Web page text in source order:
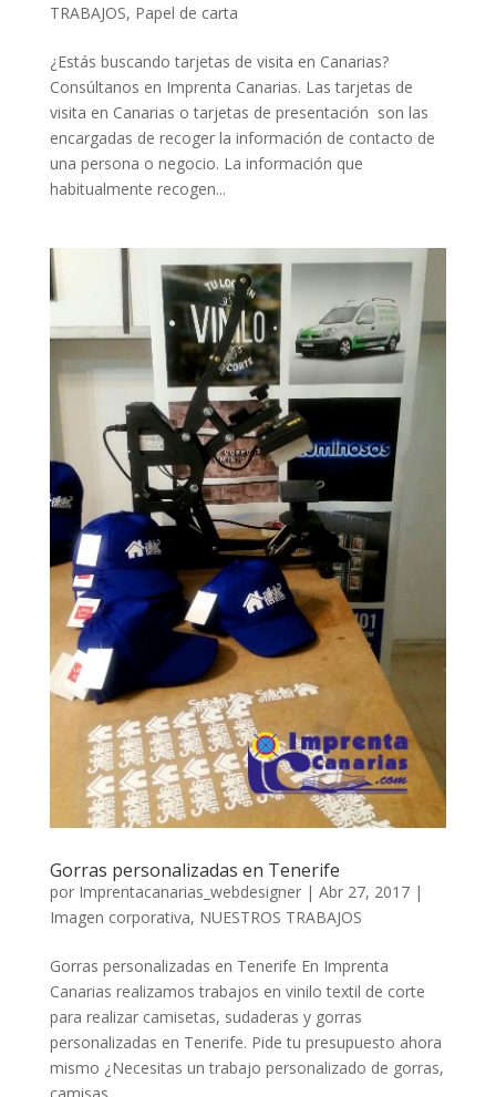
TRABAJOS, Papel de carta
¿Estás buscando tarjetas de visita en Canarias?
Consúltanos en Imprenta Canarias. Las tarjetas de
visita en Canarias o tarjetas de presentación son las
encargadas de recoger la información de contacto de
una persona o negocio. La información que
habitualmente recogen...
Gorras personalizadas en Tenerife
por Imprentacanarias_webdesigner| Abr 27, 2017|
Imagen corporativa, NUESTROS TRABAJOS
Gorras personalizadas en Tenerife En Imprenta
Canarias realizamos trabajos en vinilo textil de corte
para realizar camisetas, sudaderas y gorras
personalizadas en Tenerife. Pide tu presupuesto ahora
mismo ¿Necesitas un trabajo personalizado de gorras,